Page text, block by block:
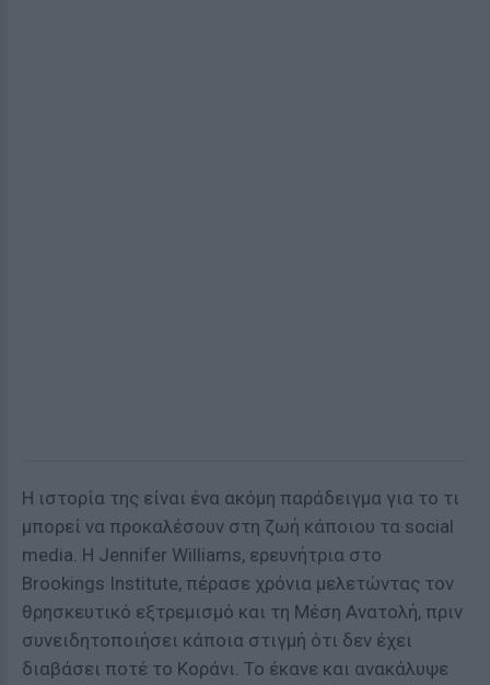
Η ιστορία της είναι ένα ακόμη παράδειγμα για το τι
μπορεί να προκαλέσουν στη ζωή κάποιου τα social
media. Η Jennifer Williams, ερευνήτρια στο
Brookings Institute, πέρασε χρόνια μελετώντας τον
θρησκευτικό εξτρεμισμό και τη Μέση Ανατολή, πριν
συνειδητοποιήσει κάποια στιγμή ότι δεν έχει
διαβάσει ποτέ το Κοράνι. Το έκανε και ανακάλυψε